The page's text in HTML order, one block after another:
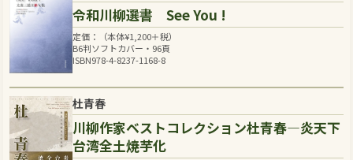
令和川柳選書 See You !
定価：（本体¥1,200＋税）
B6判ソフトカバー・96頁
ISBN978-4-8237-1168-8
杜青春
川柳作家ベストコレクション杜青春―炎天下
台湾全土焼芋化